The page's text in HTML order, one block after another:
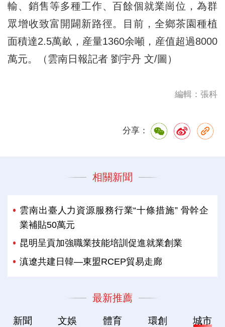
輸、銷售等多種工作、百餘個就業崗位，為群
眾增收致富開闢新路徑。目前，全鄉茶園種植
面積達2.5萬畝，産量1360余噸，産值超過8000
萬元。（雲南日報記者 劉宇丹 文/圖）
編輯：張科
分享：
相關新聞
雲南出臺人力資源服務行業“十條措施” 骨幹企
業補貼50萬元
昆明呈貢加強職業技能培訓促進就業創業
滇遼共建日韓—東盟RCEP貿易走廊
最新推薦
新聞 文娛 體育 環創 城市